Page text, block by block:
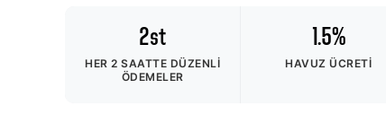
2st
HER 2 SAATTE DÜZENLI
ÖDEMELER
1.5%
HAVUZ ÜCRETI